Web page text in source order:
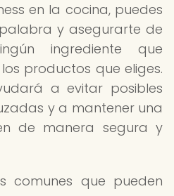
en la cocina, puedes
y asegurarte de
ingrediente que
productos que eliges.
a evitar posibles
y a mantener una
de manera segura y
comunes que pueden